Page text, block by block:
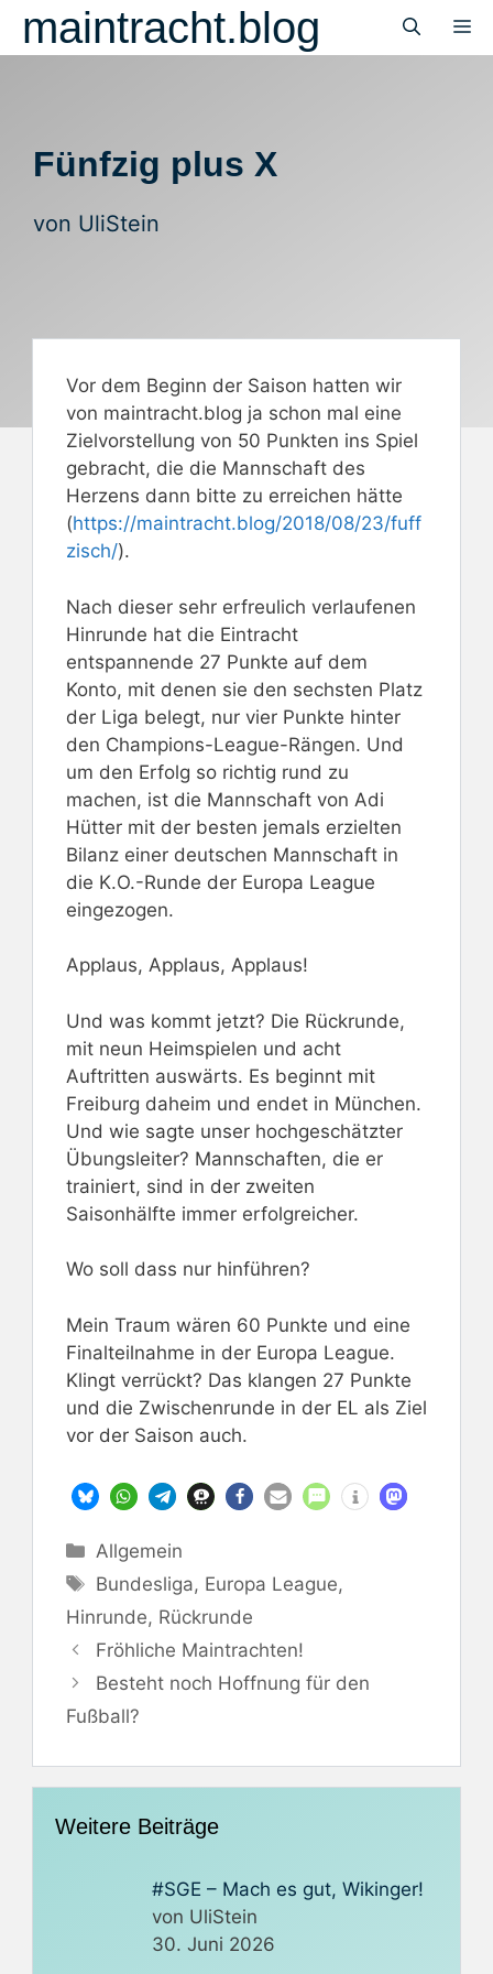
Inhaltmaintracht.blog
Fünfzig plus X
von UliStein
Vor dem Beginn der Saison hatten wir
von maintracht.blog ja schon mal eine
Zielvorstellung von 50 Punkten ins Spiel
gebracht, die die Mannschaft des
Herzens dann bitte zu erreichen hätte
(https://maintracht.blog/2018/08/23/fuff
zisch/).
Nach dieser sehr erfreulich verlaufenen
Hinrunde hat die Eintracht
entspannende 27 Punkte auf dem
Konto, mit denen sie den sechsten Platz
der Liga belegt, nur vier Punkte hinter
den Champions-League-Rängen. Und
um den Erfolg so richtig rund zu
machen, ist die Mannschaft von Adi
Hütter mit der besten jemals erzielten
Bilanz einer deutschen Mannschaft in
die K.O.-Runde der Europa League
eingezogen.
Applaus, Applaus, Applaus!
Und was kommt jetzt? Die Rückrunde,
mit neun Heimspielen und acht
Auftritten auswärts. Es beginnt mit
Freiburg daheim und endet in München.
Und wie sagte unser hochgeschätzter
Übungsleiter? Mannschaften, die er
trainiert, sind in der zweiten
Saisonhälfte immer erfolgreicher.
Wo soll dass nur hinführen?
Mein Traum wären 60 Punkte und eine
Finalteilnahme in der Europa League.
Klingt verrückt? Das klangen 27 Punkte
und die Zwischenrunde in der EL als Ziel
vor der Saison auch.
Kategorien
Allgemein
Schlagwörter
Bundesliga, Europa League,
Hinrunde, Rückrunde
Fröhliche Maintrachten!
Besteht noch Hoffnung für den
Fußball?
Weitere Beiträge
#SGE – Mach es gut, Wikinger!
von UliStein
30. Juni 2026